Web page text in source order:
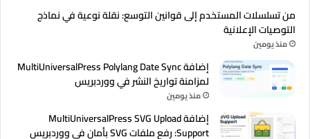
من تسلسلات المستخدم إلى قوانين التوسع: نقلة نوعية في نماذج
التوصيات الإعلانية
منذ يومين
إضافة MultiUniversalPress Polylang Date Sync
لمزامنة تواريخ النشر في ووردبريس
منذ يومين
إضافة MultiUniversalPress SVG Upload
Support: رفع ملفات SVG بأمان في ووردبريس